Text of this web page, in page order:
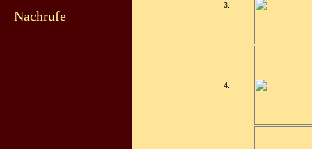
Nachrufe
3.
4.